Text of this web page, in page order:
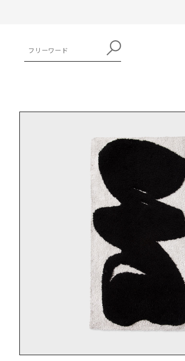
の小さな工房でファインダイニングの
方式でスキンケアを造ってみようとい
うアイディアから始まりました。 大量
生産ではなく、ファインダイニングの
ようにシェフの真心がこもった繊細な
味を表現し、五感を満足させる唯一無
二のスキンケア。ブランド名
の“kuoca(クオカ)”はイタリア語で
「高級レストランのシェフ」を意味す
るイタリアの“cuoca”が由来です。 ス
キンケアには、ホワイトトリュフ、カ
バノアタケ、グリーンキャビアなど貴
重な高級食材を選び、真心込めて料理
をつくるシェフのような気持ちで製品
作りをしています。肌の為の美食、肌
の為のファイニングをご体感くださ
ドです
SHANGPREE シャンプリー 公式オン
「SHANGPREE」は、1990年に韓国・
ソウルで誕生したスパ・エステ発のプ
レミアムスキンケアブランドです。創
業以来30年以上、トップクラスのエス
テティシャンが在籍するスパとして
数々の受賞歴を持ち、その技術とノウ
ハウを基盤に製品開発を行っていま
す。 「肌本来の力を引き出す“本質的
な美しさ”の追求」を理念に掲げ、厳選
成分の組み合わせと独自処方によっ
ピ
demiflor デミフロー 公式オンライン
デミフロー（de mi flor）は、ニュー
ジーランド産の天然ゼオライトを配合
した韓国発のボディケアブランドで
トレンドを賢く取り入れて「自
磨けるメイクアイテムが見つか
も。キレイになるのが楽しくな
を取り揃えています。
HAIR CARE
ヘアケア
艷やかな髪へのニーズを満たす
から使い心地まで細部にこだわ
イテムを取り揃えています。
INTERIOR
インテリア
インテリアに溶け込むようなキ
ルやお香など日常を豊かに過ご
なアイテムをラインナップ。自
の特別な瞬間を楽しみ、周りに
与えることができるアイテムを